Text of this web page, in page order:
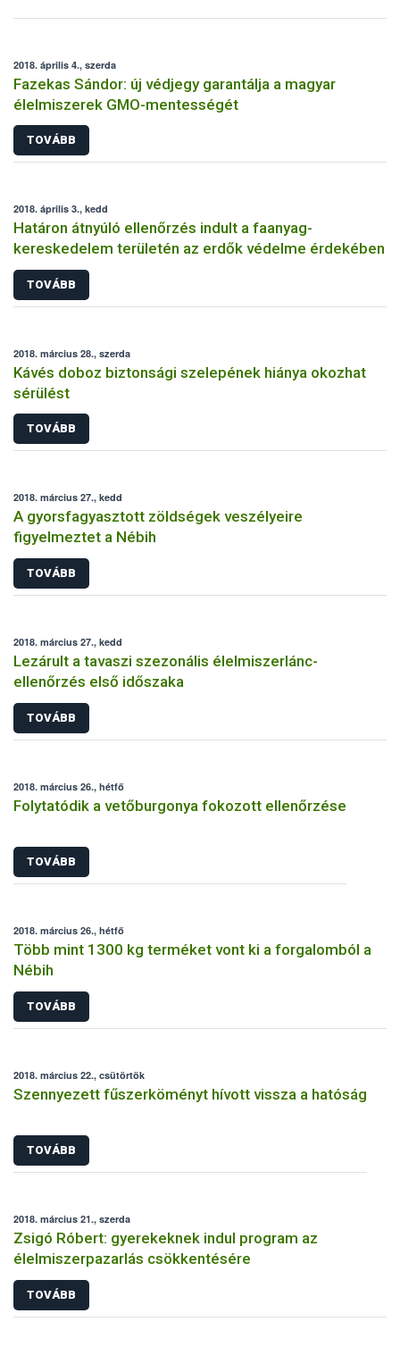
gyógykezelését. A Nébih felhívja az állattartók figyelmét, hogy
2018. április 4., szerda
Fazekas Sándor: új védjegy garantálja a magyar
élelmiszerek GMO-mentességét
TOVÁBB
2018. április 3., kedd
Határon átnyúló ellenőrzés indult a faanyag-
kereskedelem területén az erdők védelme érdekében
TOVÁBB
2018. március 28., szerda
Kávés doboz biztonsági szelepének hiánya okozhat
sérülést
TOVÁBB
2018. március 27., kedd
A gyorsfagyasztott zöldségek veszélyeire
figyelmeztet a Nébih
TOVÁBB
2018. március 27., kedd
Lezárult a tavaszi szezonális élelmiszerlánc-
ellenőrzés első időszaka
TOVÁBB
2018. március 26., hétfő
Folytatódik a vetőburgonya fokozott ellenőrzése
TOVÁBB
2018. március 26., hétfő
Több mint 1300 kg terméket vont ki a forgalomból a
Nébih
TOVÁBB
2018. március 22., csütörtök
Szennyezett fűszerköményt hívott vissza a hatóság
TOVÁBB
2018. március 21., szerda
Zsigó Róbert: gyerekeknek indul program az
élelmiszerpazarlás csökkentésére
TOVÁBB